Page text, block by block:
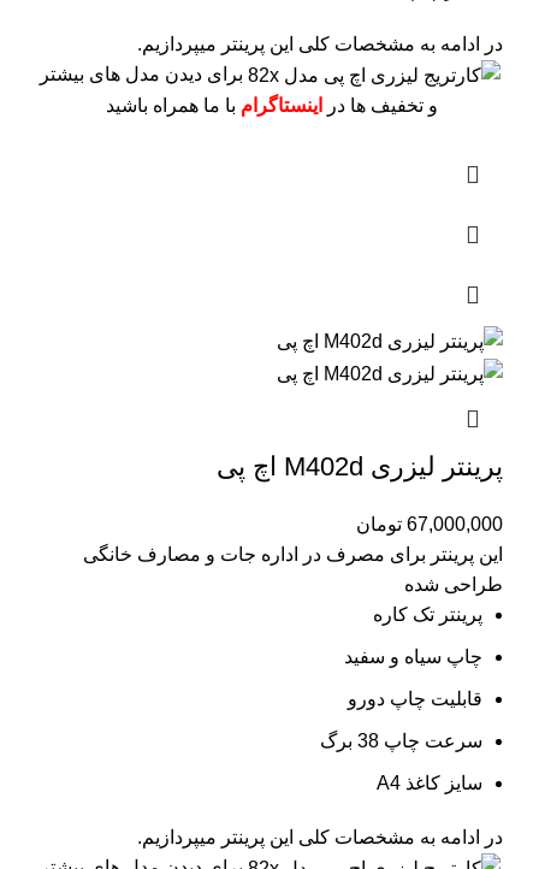
در ادامه به مشخصات کلی این پرینتر میپردازیم.
برای دیدن مدل های بیشتر
و تخفیف ها در
اینستاگرام با ما همراه باشید
پرینتر لیزری M402d اچ پی
67,000,000 تومان
این پرینتر برای مصرف در اداره جات و مصارف خانگی
طراحی شده
پرینتر تک کاره
چاپ سیاه و سفید
قابلیت چاپ دورو
سرعت چاپ 38 برگ
سایز کاغذ A4
در ادامه به مشخصات کلی این پرینتر میپردازیم.